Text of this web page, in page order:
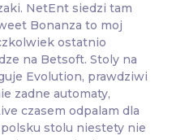
NetEnt siedzi tam
Bonanza to moj
ostatnio
na Betsoft. Stoly na
Evolution, prawdziwi
zadne automaty,
czasem odpalam dla
polsku stolu niestety nie